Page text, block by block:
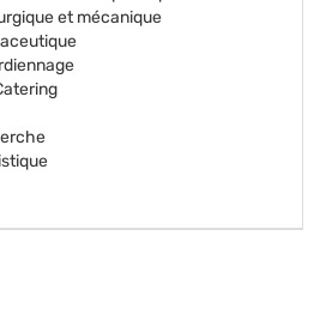
et mécanique